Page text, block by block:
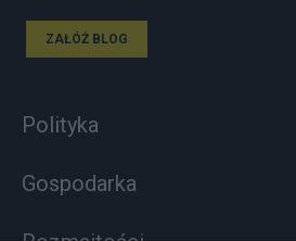
ZAŁÓŻ BLOG
Polityka
Gospodarka